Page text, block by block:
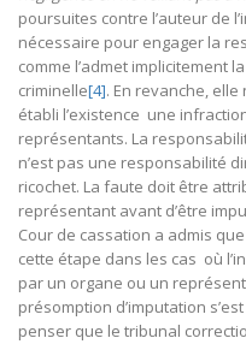
poursuites contre l’auteur de
nécessaire pour engager la
comme l’admet implicitement
criminelle[4]. En revanche, elle
établi l’existence une
représentants. La
n’est pas une responsabilité
ricochet. La faute doit être
représentant avant d’être
Cour de cassation a admis
cette étape dans les cas où
par un organe ou un
présomption d’imputation
penser que le tribunal